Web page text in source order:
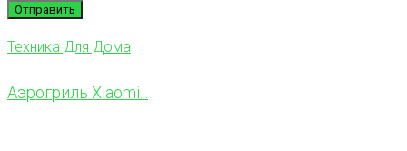
Техника Для Дома
Аэрогриль Xiaomi...